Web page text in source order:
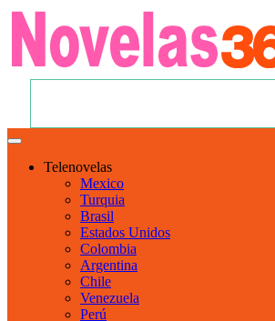
Telenovelas
Mexico
Turquia
Brasil
Estados Unidos
Colombia
Argentina
Chile
Venezuela
Perú